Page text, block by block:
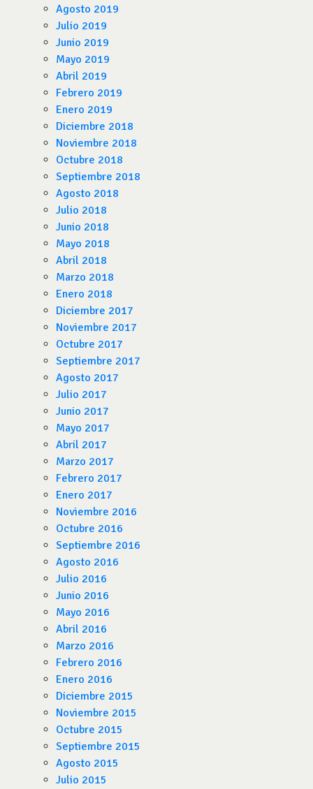
Agosto 2019
Julio 2019
Junio 2019
Mayo 2019
Abril 2019
Febrero 2019
Enero 2019
Diciembre 2018
Noviembre 2018
Octubre 2018
Septiembre 2018
Agosto 2018
Julio 2018
Junio 2018
Mayo 2018
Abril 2018
Marzo 2018
Enero 2018
Diciembre 2017
Noviembre 2017
Octubre 2017
Septiembre 2017
Agosto 2017
Julio 2017
Junio 2017
Mayo 2017
Abril 2017
Marzo 2017
Febrero 2017
Enero 2017
Noviembre 2016
Octubre 2016
Septiembre 2016
Agosto 2016
Julio 2016
Junio 2016
Mayo 2016
Abril 2016
Marzo 2016
Febrero 2016
Enero 2016
Diciembre 2015
Noviembre 2015
Octubre 2015
Septiembre 2015
Agosto 2015
Julio 2015